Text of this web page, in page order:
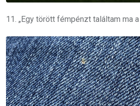
11. „Egy törött fémpénzt találtam ma a